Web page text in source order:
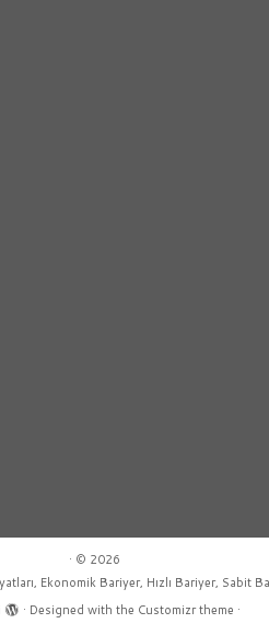
· © 2026
Ekonomik Bariyer, Hızlı Bariyer, Sabit
· Designed with the Customizr theme ·